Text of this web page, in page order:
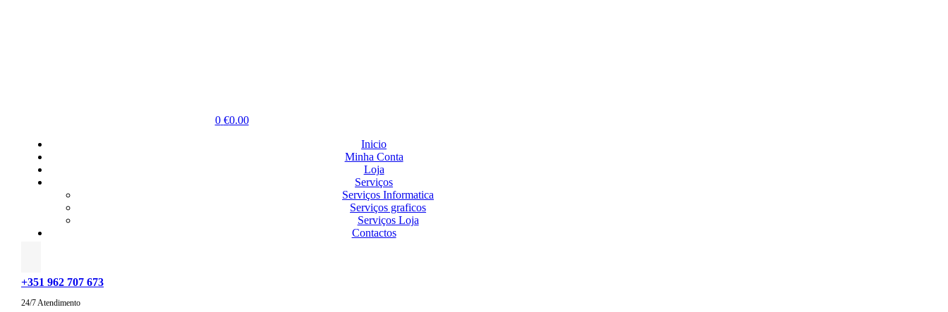
0 €0.00
Inicio
Minha Conta
Loja
Serviços
Serviços Informatica
Serviços graficos
Serviços Loja
Contactos
+351 962 707 673
24/7 Atendimento